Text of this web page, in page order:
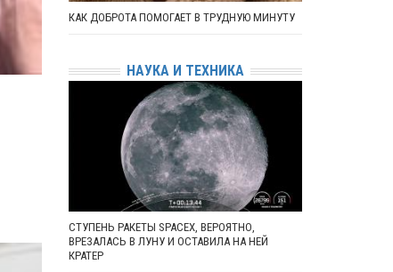
КАК ДОБРОТА ПОМОГАЕТ В ТРУДНУЮ МИНУТУ
НАУКА И ТЕХНИКА
СТУПЕНЬ РАКЕТЫ SPACEX, ВЕРОЯТНО,
ВРЕЗАЛАСЬ В ЛУНУ И ОСТАВИЛА НА НЕЙ
КРАТЕР